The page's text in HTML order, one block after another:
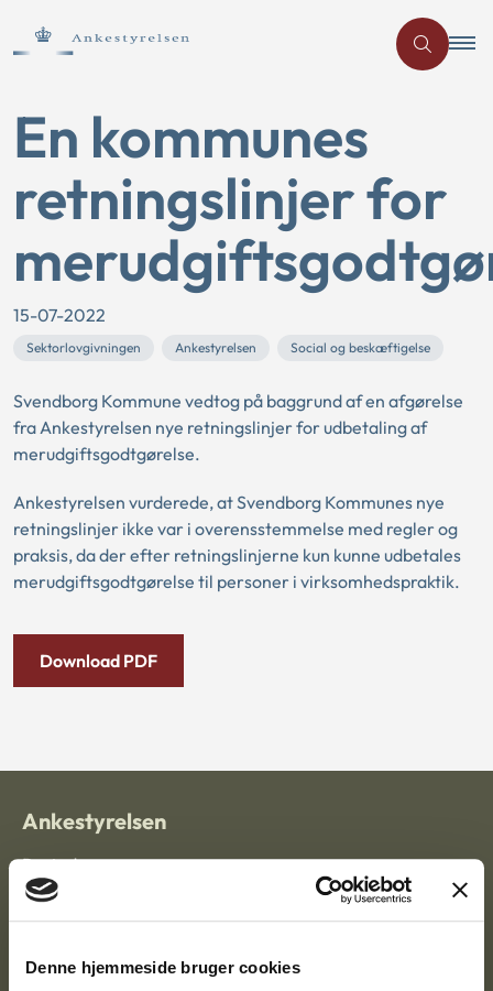
Denne hjemmeside bruger cookies
En kommunes
retningslinjer for
15-07-2022
Sektorlovgivningen Ankestyrelsen Social og beskæftigelse
Svendborg Kommune vedtog på baggrund af en afgørelse
fra Ankestyrelsen nye retningslinjer for udbetaling af
merudgiftsgodtgørelse.
Ankestyrelsen vurderede, at Svendborg Kommunes nye
retningslinjer ikke var i overensstemmelse med regler og
praksis, da der efter retningslinjerne kun kunne udbetales
merudgiftsgodtgørelse til personer i virksomhedspraktik.
Download PDF
Ankestyrelsen
Postadresse: